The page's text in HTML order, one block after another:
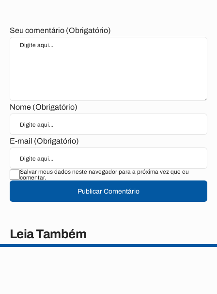
Seu comentário (Obrigatório)
Nome (Obrigatório)
E-mail (Obrigatório)
Salvar meus dados neste navegador para a próxima vez que eu
comentar.
Publicar Comentário
Leia Também